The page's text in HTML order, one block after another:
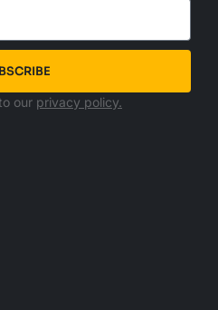
our privacy policy.